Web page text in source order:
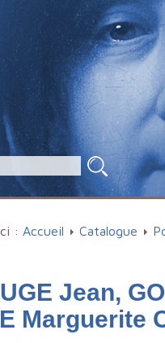
: Accueil Catalogue
Jean,
Marguerite